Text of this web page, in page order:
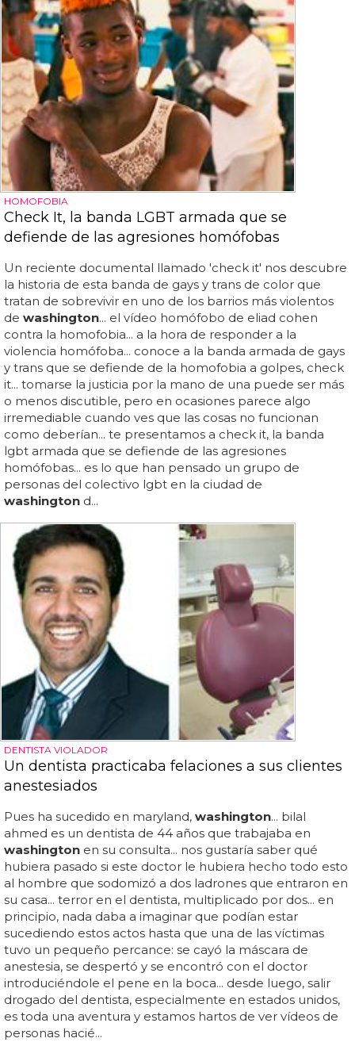
HOMOFOBIA
Check It, la banda LGBT armada que se
defiende de las agresiones homófobas
Un reciente documental llamado 'check it' nos descubre
la historia de esta banda de gays y trans de color que
tratan de sobrevivir en uno de los barrios más violentos
de washington... el vídeo homófobo de eliad cohen
contra la homofobia... a la hora de responder a la
violencia homófoba... conoce a la banda armada de gays
y trans que se defiende de la homofobia a golpes, check
it... tomarse la justicia por la mano de una puede ser más
o menos discutible, pero en ocasiones parece algo
irremediable cuando ves que las cosas no funcionan
como deberían... te presentamos a check it, la banda
lgbt armada que se defiende de las agresiones
homófobas... es lo que han pensado un grupo de
personas del colectivo lgbt en la ciudad de
washington d...
DENTISTA VIOLADOR
Un dentista practicaba felaciones a sus clientes
anestesiados
Pues ha sucedido en maryland, washington... bilal
ahmed es un dentista de 44 años que trabajaba en
washington en su consulta... nos gustaría saber qué
hubiera pasado si este doctor le hubiera hecho todo esto
al hombre que sodomizó a dos ladrones que entraron en
su casa... terror en el dentista, multiplicado por dos... en
principio, nada daba a imaginar que podían estar
sucediendo estos actos hasta que una de las víctimas
tuvo un pequeño percance: se cayó la máscara de
anestesia, se despertó y se encontró con el doctor
introduciéndole el pene en la boca... desde luego, salir
drogado del dentista, especialmente en estados unidos,
es toda una aventura y estamos hartos de ver vídeos de
personas hacié...